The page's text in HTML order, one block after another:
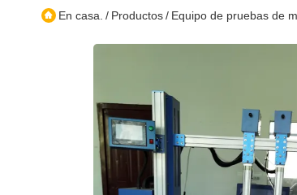
En casa. / Productos/ Equipo de pruebas de